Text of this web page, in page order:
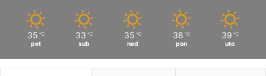
35 ℃
pet
33 ℃
sub
35 ℃
ned
38 ℃
pon
39 ℃
uto